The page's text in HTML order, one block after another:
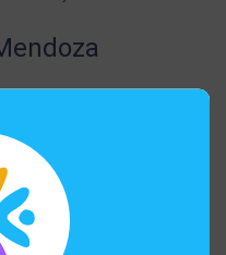
buscarnos en completa
disfrutar tanto.